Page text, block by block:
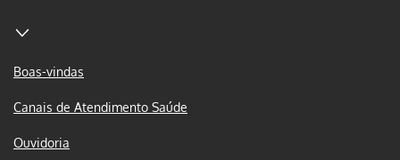
Boas-vindas
Canais de Atendimento Saúde
Ouvidoria